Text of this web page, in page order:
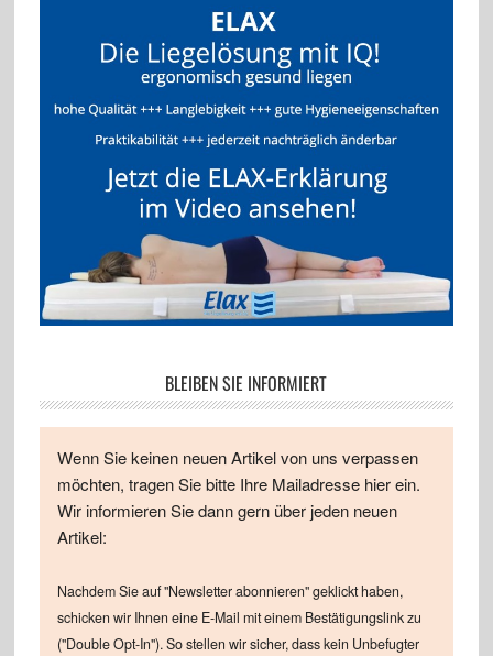
BLEIBEN SIE INFORMIERT
Wenn Sie keinen neuen Artikel von uns verpassen
möchten, tragen Sie bitte Ihre Mailadresse hier ein.
Wir informieren Sie dann gern über jeden neuen
Artikel:
Nachdem Sie auf "Newsletter abonnieren" geklickt haben,
schicken wir Ihnen eine E-Mail mit einem Bestätigungslink zu
("Double Opt-In"). So stellen wir sicher, dass kein Unbefugter